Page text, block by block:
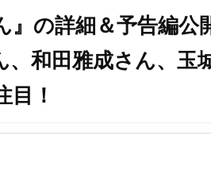
』の詳細＆予告編公
、和田雅成さん、玉
目！